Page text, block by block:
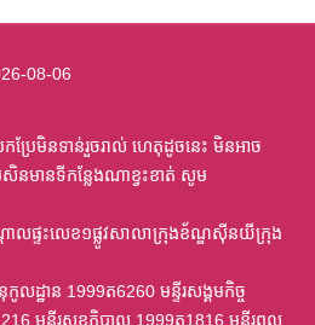
08-06
ប្រែមិនទាន់រួចរាល់ ហេតុដូចនេះ មិនអាច
រសិនមានទីកន្លែងណាខ្វះខាត់ សូម
ាលផ្ទះលេខ១ផ្លូវសាលាក្រុងខ័ណ្ឌស៊ីនយីក្រុង
កូលដ្ឋាន 1999ត6260 មន្ទីរសង្គមកិច្ច
មន្ទីរសុខភិបាល 1999ត1816 មន្ទីរពល